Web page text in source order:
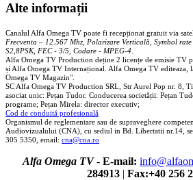
Alte informații
Canalul Alfa Omega TV poate fi recepționat gratuit via
Frecventa – 12.567 Mhz, Polarizare Verticală, Symbol
S2,8PSK, FEC - 3/5, Codare - MPEG-4
Alfa Omega TV Production deține 2 licențe de emisie TV
și Alfa Omega TV Internațional. Alfa Omega TV editeaza,
Omega TV Magazin".
SC Alfa Omega TV Production SRL, Str Aurel Pop nr. 8,
asociat unic: Pețan Tudor. Conducerea societății: Pețan
programe; Pețan Mirela: director executiv;
Cod de conduită profesională
Organismul de reglementare sau de supraveghere
Audiovizualului (CNA), cu sediul in Bd. Libertatii nr.14,
305 5350, email: cna@cna.ro
Alfa Omega TV- E-mail:
284913| Fax:+40 256